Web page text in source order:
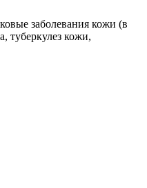
заболевания кожи (в
туберкулез кожи,